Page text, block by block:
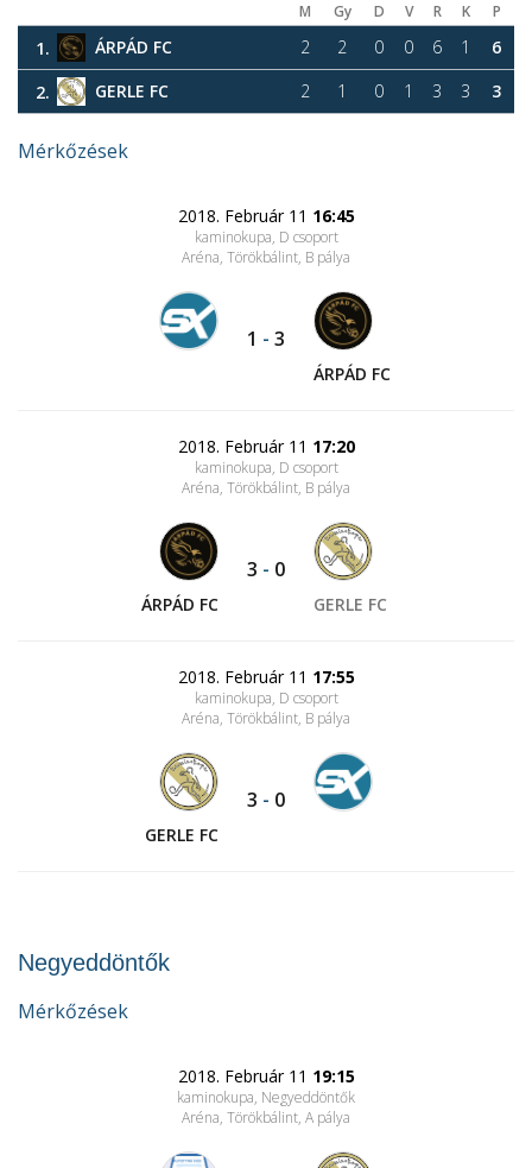
M Gy D V R K P
1. ÁRPÁD FC 2 2 0 0 6 1
6
2.
GERLE FC 2 1 0 1 3 3 3
Mérkőzések
2018. Február 11 16:45
kaminokupa, D csoport
Aréna, Törökbálint, B pálya
1 - 3
ÁRPÁD FC
2018. Február 11 17:20
kaminokupa, D csoport
Aréna, Törökbálint, B pálya
ÁRPÁD FC
3 - 0
GERLE FC
2018. Február 11 17:55
kaminokupa, D csoport
Aréna, Törökbálint, B pálya
GERLE FC
3 - 0
Negyeddöntők
Mérkőzések
2018. Február 11 19:15
kaminokupa, Negyeddöntők
Aréna, Törökbálint, A pálya